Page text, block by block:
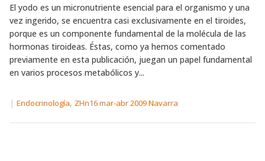
El yodo es un micronutriente esencial para el organismo y una
vez ingerido, se encuentra casi exclusivamente en el tiroides,
porque es un componente fundamental de la molécula de las
hormonas tiroideas. Éstas, como ya hemos comentado
previamente en esta publicación, juegan un papel fundamental
en varios procesos metabólicos y...
| Endocrinología, ZHn16 mar-abr 2009 Navarra